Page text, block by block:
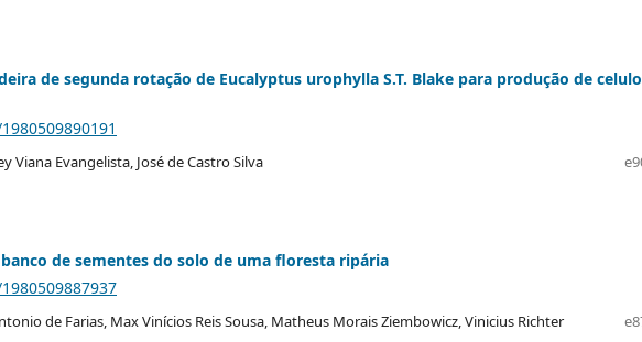
de segunda rotação de Eucalyptus urophylla S.T. Blake para produção de
Viana Evangelista, José de Castro Silva
de sementes do solo de uma floresta ripária
de Farias, Max Vinícios Reis Sousa, Matheus Morais Ziembowicz, Vinicius Richter